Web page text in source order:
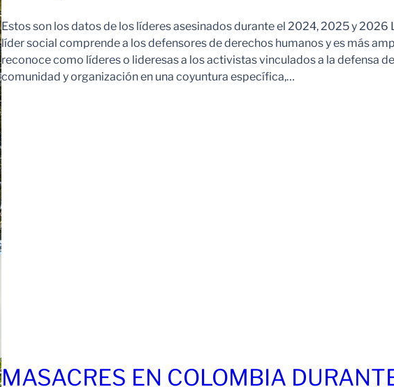
Estos son los datos de los líderes asesinados durante el 2024, 2025 y 2026
líder social comprende a los defensores de derechos humanos y es más
reconoce como líderes o lideresas a los activistas vinculados a la defensa
comunidad y organización en una coyuntura específica,…
MASACRES EN COLOMBIA